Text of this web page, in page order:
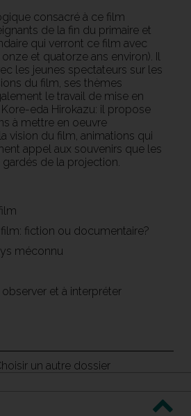
consacré à ce film
de la fin du primaire et
qui verront ce film avec
et quatorze ans environ). Il
les jeunes spectateurs sur les
du film, ses thèmes
le travail de mise en
eda Hirokazu: il propose
à mettre en oeuvre
vision du film, animations qui
appel aux souvenirs que les
de la projection.
fiction ou documentaire?
méconnu
et à interpréter
un autre dossier